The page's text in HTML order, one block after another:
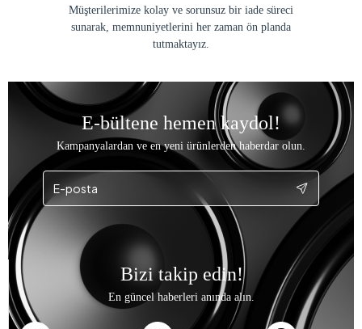
Müşterilerimize kolay ve sorunsuz bir iade süreci
sunarak, memnuniyetlerini her zaman ön planda
tutmaktayız.
E-bültene hemen kaydol!
Kampanyalardan ve en yeni ürünlerden haberdar olun.
Bizi takip edin!
En güncel haberleri anında alın.